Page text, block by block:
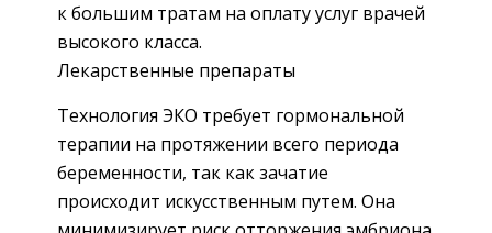
к большим тратам на оплату услуг врачей
высокого класса.
Лекарственные препараты
Технология ЭКО требует гормональной
терапии на протяжении всего периода
беременности, так как зачатие
происходит искусственным путем. Она